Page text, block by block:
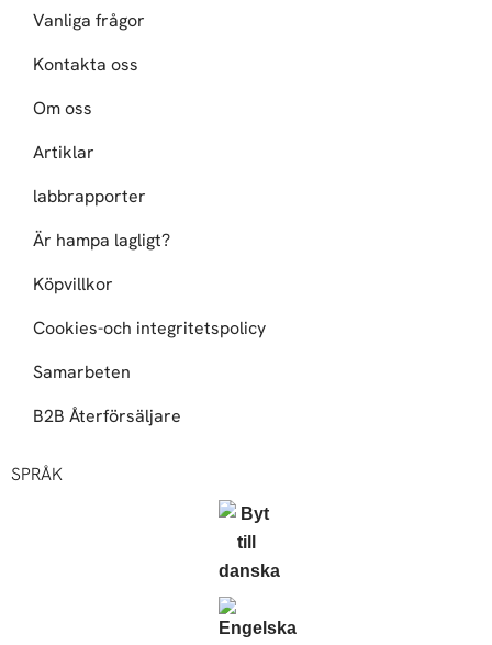
Vanliga frågor
Kontakta oss
Om oss
Artiklar
labbrapporter
Är hampa lagligt?
Köpvillkor
Cookies-och integritetspolicy
Samarbeten
B2B Återförsäljare
SPRÅK